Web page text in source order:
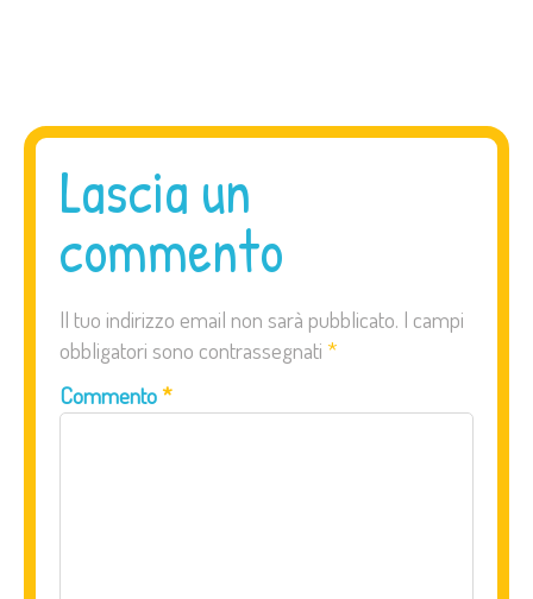
Lascia un
commento
Il tuo indirizzo email non sarà pubblicato. I campi
obbligatori sono contrassegnati *
Commento*